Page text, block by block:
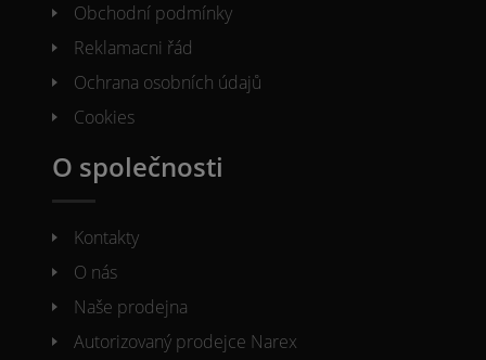
Obchodní podmínky
Reklamacni řád
Ochrana osobních údajů
Cookies
O společnosti
Kontakty
O nás
Naše prodejna
Autorizovaný prodejce Narex